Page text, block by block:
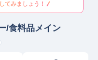
てみましょう！
/食料品メイン